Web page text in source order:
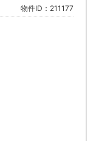
物件ID：211177